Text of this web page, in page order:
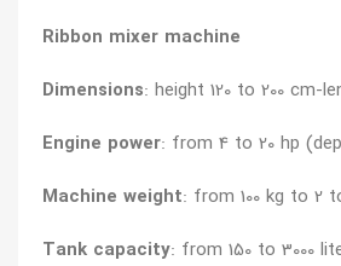
Ribbon mixer machine
Dimensions: height 120 to 200
Engine power: from 4 to 20 hp
Machine weight: from 100 kg to 2
Tank capacity: from 150 to 3000